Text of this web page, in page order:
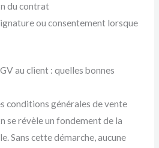
du contrat
ou consentement lorsque
au client : quelles bonnes
conditions générales de vente
se révèle un fondement de la
Sans cette démarche, aucune